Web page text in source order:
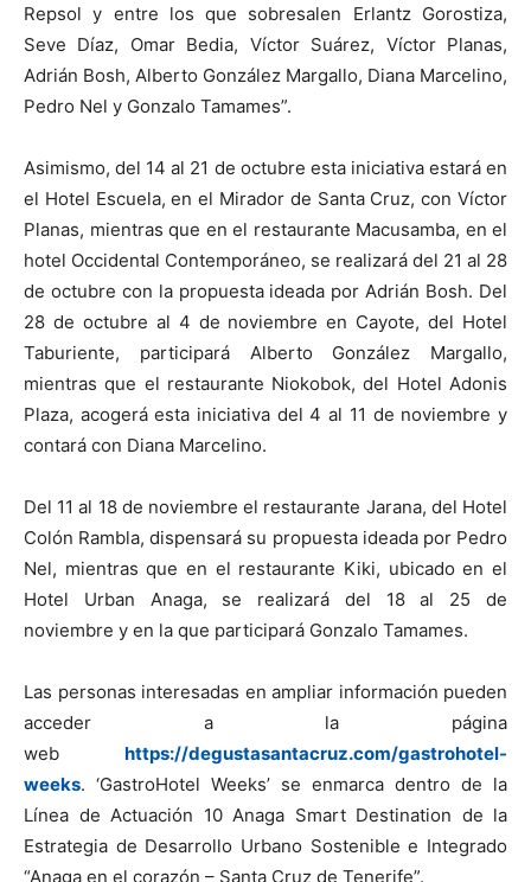
Repsol y entre los que sobresalen Erlantz Gorostiza,
Seve Díaz, Omar Bedia, Víctor Suárez, Víctor Planas,
Adrián Bosh, Alberto González Margallo, Diana Marcelino,
Pedro Nel y Gonzalo Tamames”.
Asimismo, del 14 al 21 de octubre esta iniciativa estará en
el Hotel Escuela, en el Mirador de Santa Cruz, con Víctor
Planas, mientras que en el restaurante Macusamba, en el
hotel Occidental Contemporáneo, se realizará del 21 al 28
de octubre con la propuesta ideada por Adrián Bosh. Del
28 de octubre al 4 de noviembre en Cayote, del Hotel
Taburiente, participará Alberto González Margallo,
mientras que el restaurante Niokobok, del Hotel Adonis
Plaza, acogerá esta iniciativa del 4 al 11 de noviembre y
contará con Diana Marcelino.
Del 11 al 18 de noviembre el restaurante Jarana, del Hotel
Colón Rambla, dispensará su propuesta ideada por Pedro
Nel, mientras que en el restaurante Kiki, ubicado en el
Hotel Urban Anaga, se realizará del 18 al 25 de
noviembre y en la que participará Gonzalo Tamames.
Las personas interesadas en ampliar información pueden
acceder a la página
web https://degustasantacruz.com/gastrohotel-
weeks. ‘GastroHotel Weeks’ se enmarca dentro de la
Línea de Actuación 10 Anaga Smart Destination de la
Estrategia de Desarrollo Urbano Sostenible e Integrado
“Anaga en el corazón – Santa Cruz de Tenerife”.